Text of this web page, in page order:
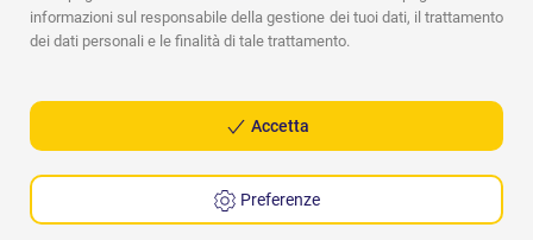
ASSISTENZA
Cookie Policy
informazioni sul responsabile della gestione dei tuoi dati, il trattamento
dei dati personali e le finalità di tale trattamento.
Accetta
Preferenze